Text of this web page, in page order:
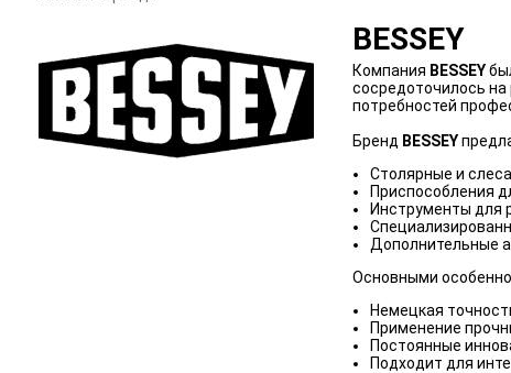
BESSEY
Компания BESSEY
сосредоточилось на
потребностей
Бренд BESSEY
Столярные и
Приспособления
Инструменты для
Дополнительные
Основными
Немецкая
Применение
Постоянные
Подходит для